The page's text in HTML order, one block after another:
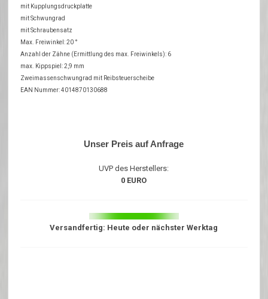
mit Kupplungsdruckplatte
mit Schwungrad
mit Schraubensatz
Max. Freiwinkel: 20 °
Anzahl der Zähne (Ermittlung des max. Freiwinkels): 6
max. Kippspiel: 2,9 mm
Zweimassenschwungrad mit Reibsteuerscheibe
EAN Nummer: 4014870130688
Unser Preis auf Anfrage
UVP des Herstellers:
0 EURO
Versandfertig: Heute oder nächster Werktag